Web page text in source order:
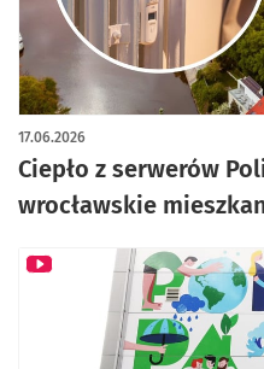
Ciepło z serwerów
wrocławskie
17.06.2026